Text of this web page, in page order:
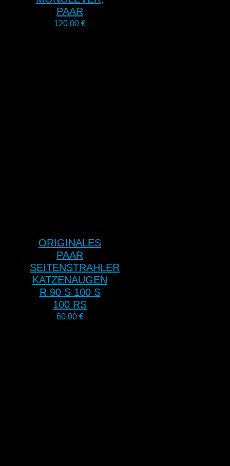
PAAR
120,00 €
ORIGINALES
PAAR
SEITENSTRAHLER
KATZENAUGEN
R 90 S 100 S
100 RS
60,00 €